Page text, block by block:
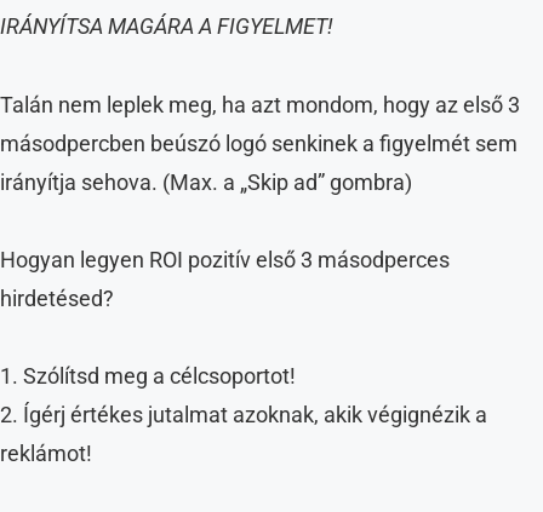
IRÁNYÍTSA MAGÁRA A FIGYELMET!
Talán nem leplek meg, ha azt mondom, hogy az első 3
másodpercben beúszó logó senkinek a figyelmét sem
irányítja sehova. (Max. a „Skip ad” gombra)
Hogyan legyen ROI pozitív első 3 másodperces
hirdetésed?
1. Szólítsd meg a célcsoportot!
2. Ígérj értékes jutalmat azoknak, akik végignézik a
reklámot!